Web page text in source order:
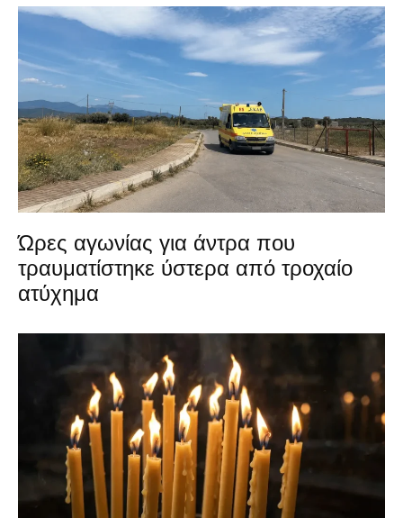
Ώρες αγωνίας για άντρα που
τραυματίστηκε ύστερα από τροχαίο
ατύχημα